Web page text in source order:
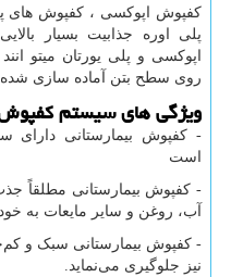
کفپوش اپوکسی ، کفپوش های
پلی اوره جذابیت بسیار
اپوکسی و پلی یورتان میتو
روی سطح بتن آماده سازی شده
ویژگی های سیستم کفپوش
- کفپوش بیمارستانی
است
- کفپوش بیمارستانی مطلقاً
آب، روغن و سایر مایعات به
- کفپوش بیمارستانی سبک و
نیز جلوگیری می‌نماید.